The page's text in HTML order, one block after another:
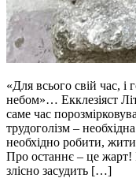
«Для всього свій час, і
небом»… Екклезiяст
саме час
трудоголізм –
необхідно робити,
Про останнє – це жарт!
злісно засудить […]